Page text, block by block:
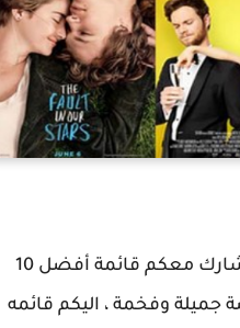
افلام رومانسيه جديده وحصريا على موقع يوتو الافلام في هذا الموقع سوف أشارك معكم قائمة أفضل 10
وفخمة ، اليكم قائمه